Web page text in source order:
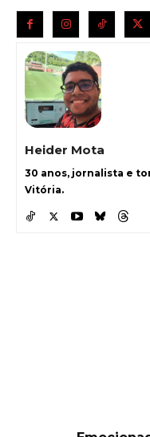
Heider Mota
30 anos, jornalista e
Vitória.